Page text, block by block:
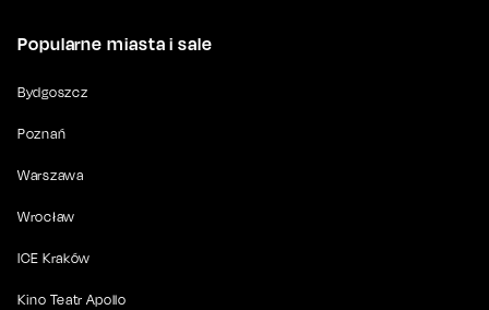
Popularne miasta i sale
Bydgoszcz
Poznań
Warszawa
Wrocław
ICE Kraków
Kino Teatr Apollo